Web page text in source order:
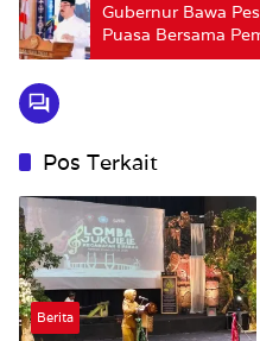
Gubernur Bawa
Puasa Bersama
Pos Terkait
Berita